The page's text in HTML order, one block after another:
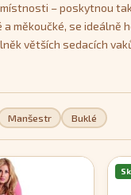
– poskytnou
měkoučké, se ideálně
větších sedacích
barev. Unikátní
Manšestr Buklé